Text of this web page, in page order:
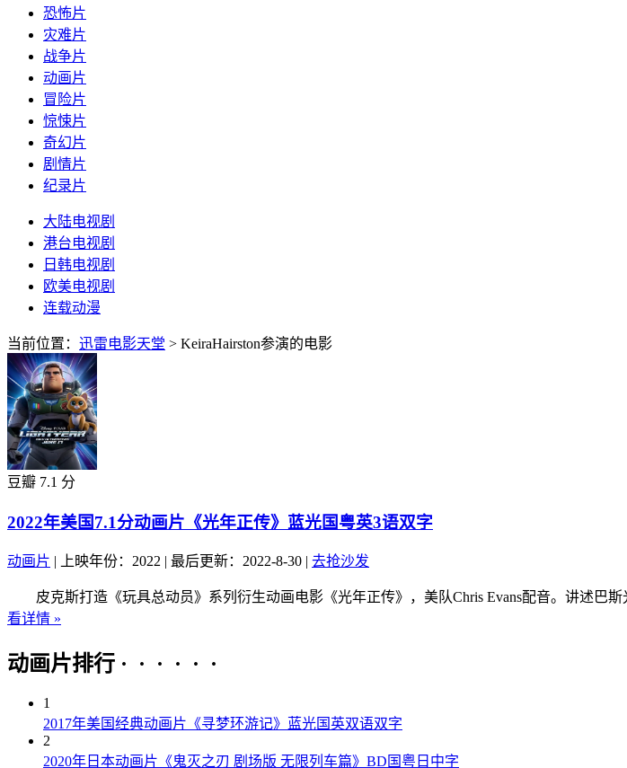
恐怖片
灾难片
战争片
动画片
冒险片
惊悚片
奇幻片
剧情片
纪录片
大陆电视剧
港台电视剧
日韩电视剧
欧美电视剧
连载动漫
当前位置： 迅雷电影天堂 > KeiraHairston参演的电影
豆瓣 7.1 分
2022年美国7.1分动画片《光年正传》蓝光国粤英3语双字
动画片 | 上映年份：2022 | 最后更新：2022-8-30 | 去抢沙发
皮克斯打造《玩具总动员》系列衍生动画电影《光年正传》，美队Chris Evans配音。讲述巴
看详情 »
动画片排行 · · · · · ·
1
2017年美国经典动画片《寻梦环游记》蓝光国英双语双字
2
2020年日本动画片《鬼灭之刃 剧场版 无限列车篇》BD国粤日中字